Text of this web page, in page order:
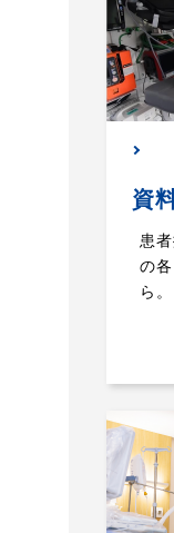
資
患
の
ら。